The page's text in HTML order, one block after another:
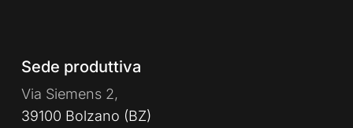
Sede produttiva
Via Siemens 2,
39100 Bolzano (BZ)